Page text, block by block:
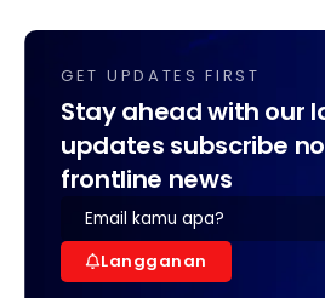
GET UPDATES FIRST
Stay ahead with our
updates subscribe
frontline news
Langganan